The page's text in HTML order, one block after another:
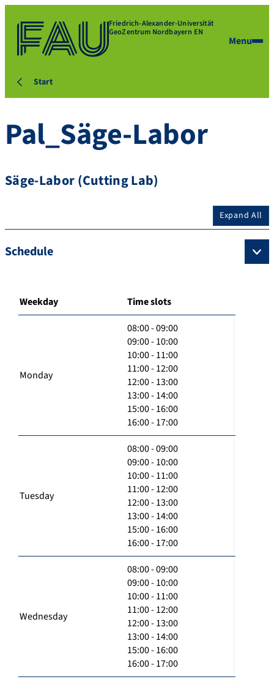
Friedrich-Alexander-Universität
GeoZentrum Nordbayern EN
Menu
Start
Pal_Säge-Labor
Säge-Labor (Cutting Lab)
Expand All
Schedule
Weekday Time slots
Monday
08:00 - 09:00
09:00 - 10:00
10:00 - 11:00
11:00 - 12:00
12:00 - 13:00
13:00 - 14:00
15:00 - 16:00
16:00 - 17:00
Tuesday
08:00 - 09:00
09:00 - 10:00
10:00 - 11:00
11:00 - 12:00
12:00 - 13:00
13:00 - 14:00
15:00 - 16:00
16:00 - 17:00
Wednesday
08:00 - 09:00
09:00 - 10:00
10:00 - 11:00
11:00 - 12:00
12:00 - 13:00
13:00 - 14:00
15:00 - 16:00
16:00 - 17:00